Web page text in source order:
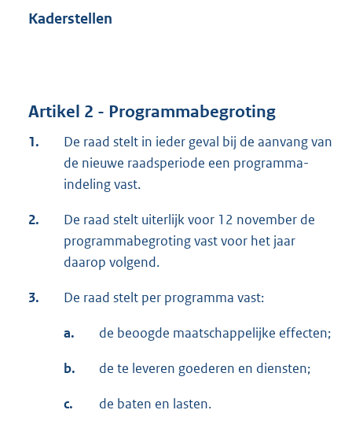
Kaderstellen
Artikel 2 - Programmabegroting
1.
De raad stelt in ieder geval bij de aanvang van
de nieuwe raadsperiode een programma-
indeling vast.
2.
De raad stelt uiterlijk voor 12 november de
programmabegroting vast voor het jaar
daarop volgend.
3. De raad stelt per programma vast:
a. de beoogde maatschappelijke effecten;
b. de te leveren goederen en diensten;
c. de baten en lasten.